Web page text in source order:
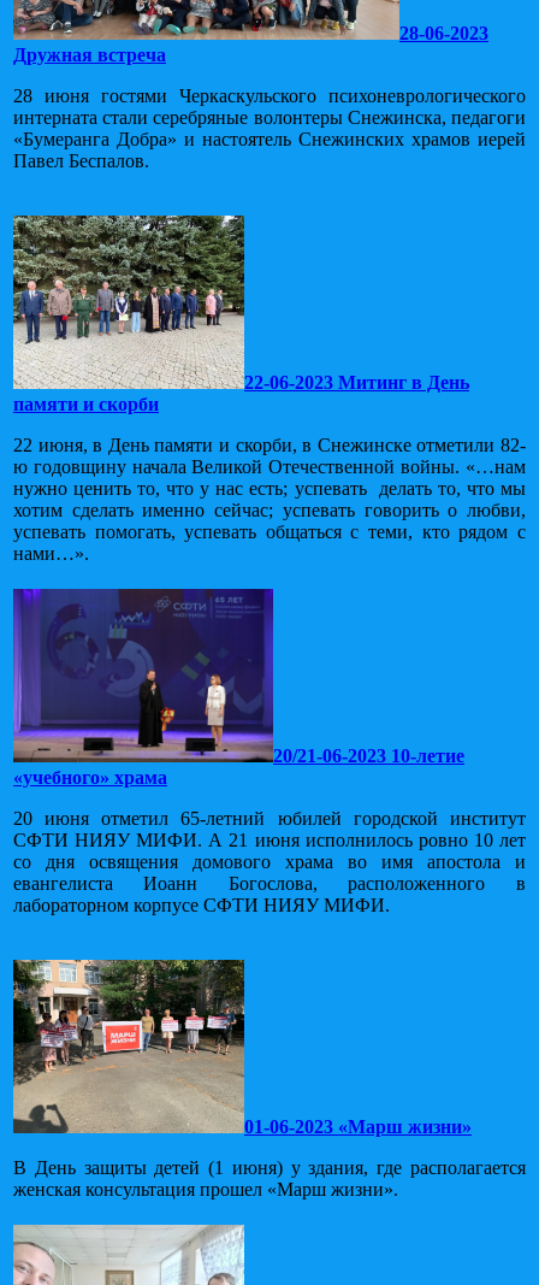
28-06-2023
Дружная встреча
28 июня гостями Черкаскульского психоневрологического
интерната стали серебряные волонтеры Снежинска, педагоги
«Бумеранга Добра» и настоятель Снежинских храмов иерей
Павел Беспалов.
22-06-2023 Митинг в День
памяти и скорби
22 июня, в День памяти и скорби, в Снежинске отметили 82-
ю годовщину начала Великой Отечественной войны. «…нам
нужно ценить то, что у нас есть; успевать делать то, что мы
хотим сделать именно сейчас; успевать говорить о любви,
успевать помогать, успевать общаться с теми, кто рядом с
нами…».
20/21-06-2023 10-летие
«учебного» храма
20 июня отметил 65-летний юбилей городской институт
СФТИ НИЯУ МИФИ. А 21 июня исполнилось ровно 10 лет
со дня освящения домового храма во имя апостола и
евангелиста Иоанн Богослова, расположенного в
лабораторном корпусе СФТИ НИЯУ МИФИ.
01-06-2023 «Марш жизни»
В День защиты детей (1 июня) у здания, где располагается
женская консультация прошел «Марш жизни».